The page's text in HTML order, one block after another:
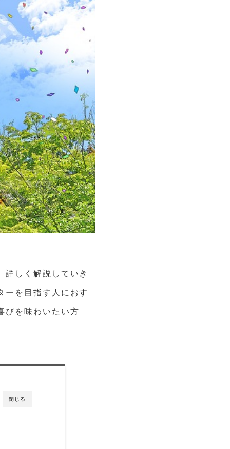
しく解説していき
ーを目指す人におす
びを味わいたい方
閉じる